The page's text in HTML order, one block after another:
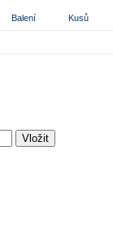
Balení Kusů